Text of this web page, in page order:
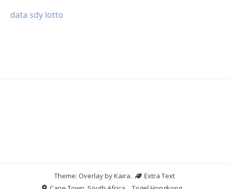
data sdy lotto
Theme: Overlay byKaira.
Extra Text